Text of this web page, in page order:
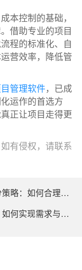
本控制的基础，
借助专业的项目
程的标准化、自
营效率，降低管
管理软件 ，已成
运作的首选方
正让项目走得更
有侵权，请联系
何合理分解项目活动
求与任务的无缝对接